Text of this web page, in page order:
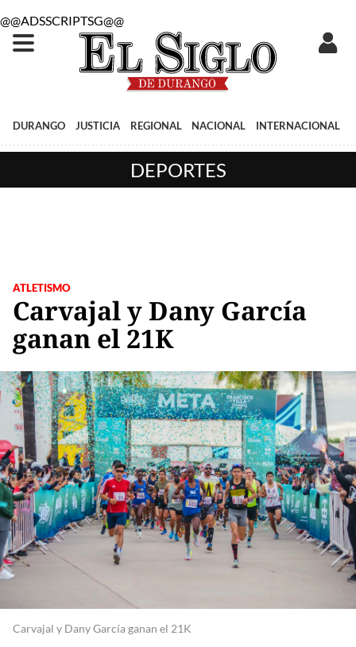
@@ADSSCRIPTSG@@
DURANGO JUSTICIA REGIONAL NACIONAL INTERNACIONAL
DEPORTES
ATLETISMO
Carvajal y Dany García
ganan el 21K
Carvajal y Dany García ganan el 21K